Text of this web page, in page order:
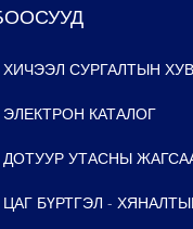
ХИЧЭЭЛ СУРГАЛТЫН
ЭЛЕКТРОН КАТАЛОГ
ДОТУУР УТАСНЫ
ЦАГ БҮРТГЭЛ -